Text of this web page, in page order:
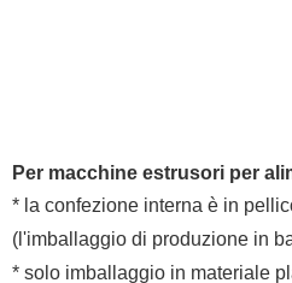
Per macchine estrusori per
* la confezione interna è in
(l'imballaggio di produzione in
* solo imballaggio in materiale